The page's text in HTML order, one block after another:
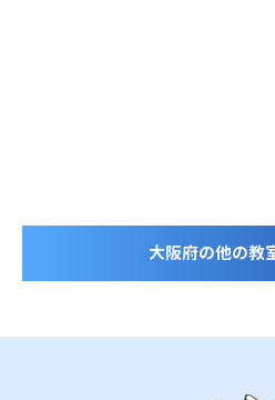
大阪府の他の教